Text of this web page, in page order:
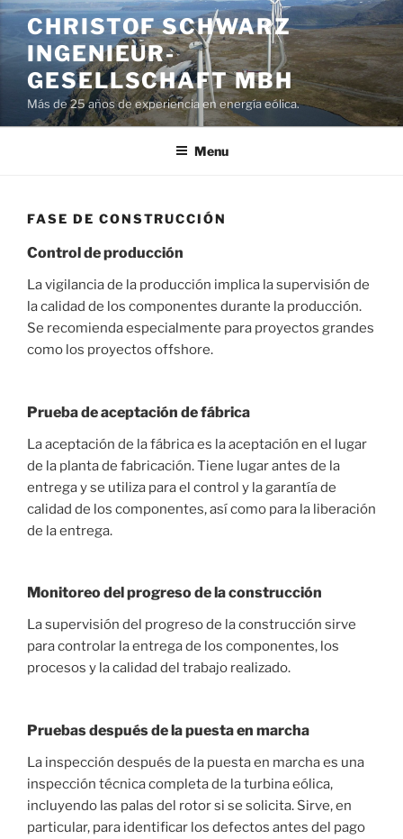
Skip
content
CHRISTOF SCHWARZ
INGENIEUR-
GESELLSCHAFT MBH
Más de 25 años de experiencia en energía eólica.
Menu
FASE DE CONSTRUCCIÓN
Control de producción
La vigilancia de la producción implica la supervisión de
la calidad de los componentes durante la producción.
Se recomienda especialmente para proyectos grandes
como los proyectos offshore.
Prueba de aceptación de fábrica
La aceptación de la fábrica es la aceptación en el lugar
de la planta de fabricación. Tiene lugar antes de la
entrega y se utiliza para el control y la garantía de
calidad de los componentes, así como para la liberación
de la entrega.
Monitoreo del progreso de la construcción
La supervisión del progreso de la construcción sirve
para controlar la entrega de los componentes, los
procesos y la calidad del trabajo realizado.
Pruebas después de la puesta en marcha
La inspección después de la puesta en marcha es una
inspección técnica completa de la turbina eólica,
incluyendo las palas del rotor si se solicita. Sirve, en
particular, para identificar los defectos antes del pago